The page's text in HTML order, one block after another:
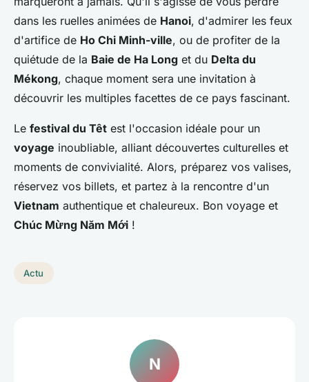
dans les ruelles animées de Hanoi, d'admirer les feux
d'artifice de Ho Chi Minh-ville, ou de profiter de la
quiétude de la Baie de Ha Long et du Delta du
Mékong, chaque moment sera une invitation à
découvrir les multiples facettes de ce pays fascinant.
Le festival du Têt est l'occasion idéale pour un
voyage inoubliable, alliant découvertes culturelles et
moments de convivialité. Alors, préparez vos valises,
réservez vos billets, et partez à la rencontre d'un
Vietnam authentique et chaleureux. Bon voyage et
Chúc Mừng Năm Mới !
Actu
N